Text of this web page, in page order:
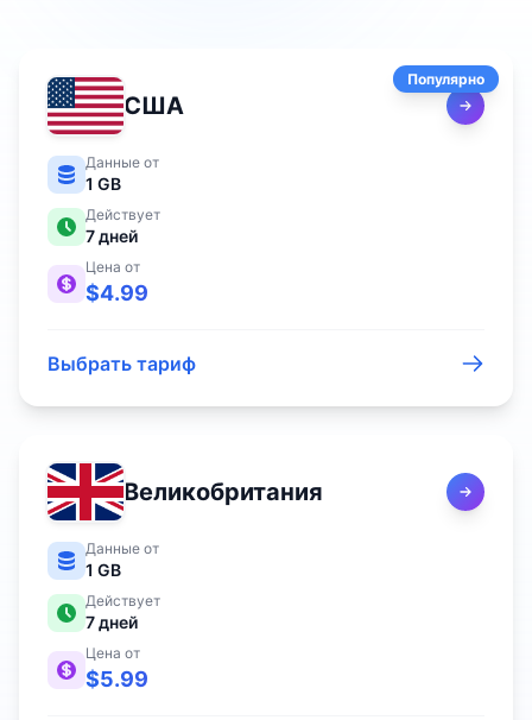
Популярно
США
Данные от
1 GB
Действует
7дней
Цена от
$4.99
Выбрать тариф
Великобритания
Данные от
1 GB
Действует
7дней
Цена от
$5.99